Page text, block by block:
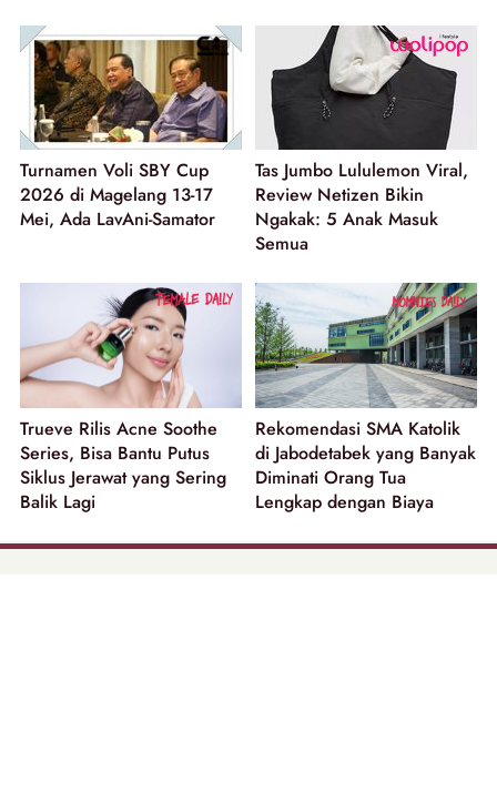
Turnamen Voli SBY Cup
2026 di Magelang 13-17
Mei, Ada LavAni-Samator
Tas Jumbo Lululemon Viral,
Review Netizen Bikin
Ngakak: 5 Anak Masuk
Semua
Trueve Rilis Acne Soothe
Series, Bisa Bantu Putus
Siklus Jerawat yang Sering
Balik Lagi
Rekomendasi SMA Katolik
di Jabodetabek yang Banyak
Diminati Orang Tua
Lengkap dengan Biaya